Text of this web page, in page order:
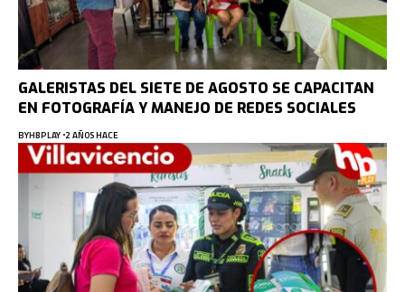
GALERISTAS DEL SIETE DE AGOSTO SE CAPACITAN
EN FOTOGRAFÍA Y MANEJO DE REDES SOCIALES
BYHBPLAY 2 AÑOS HACE